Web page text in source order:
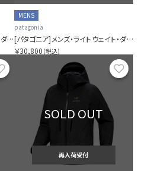
[パタゴニア]メンズ・ライトウェイト・ダウン・セーター・ベスト
MENS
patagonia
[パタゴニア]メンズ・ライトウェイト・ダウン・セーター・ベスト
￥30,800 (税込)
お気に入り
SOLD OUT
再入荷受付